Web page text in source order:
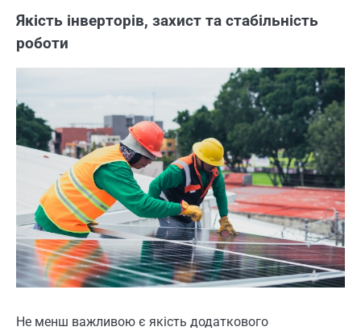
Якість інверторів, захист та стабільність
роботи
Не менш важливою є якість додаткового